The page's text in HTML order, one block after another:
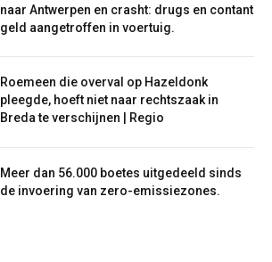
naar Antwerpen en crasht: drugs en contant
geld aangetroffen in voertuig.
Roemeen die overval op Hazeldonk
pleegde, hoeft niet naar rechtszaak in
Breda te verschijnen | Regio
Meer dan 56.000 boetes uitgedeeld sinds
de invoering van zero-emissiezones.